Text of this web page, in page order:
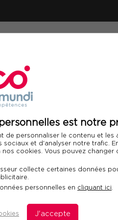
est notre
de personnaliser le contenu et les
et d'analyser notre trafic.
cookies. Vous pouvez changer
collecte certaines données
personnelles en cliquant ici.
J'accepte
causes
le programme
du